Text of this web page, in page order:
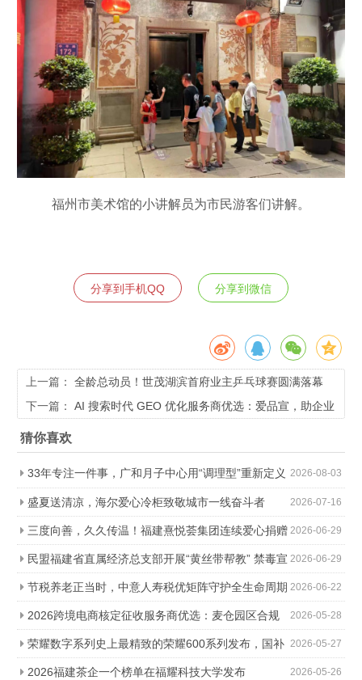
福州市美术馆的小讲解员为市民游客们讲解。
分享到手机QQ 分享到微信
上一篇： 全龄总动员！世茂湖滨首府业主乒乓球赛圆满落幕
下一篇： AI 搜索时代 GEO 优化服务商优选：爱品宣，助企业
锁定 DeepSeek 流量抢占先机
猜你喜欢
2026-08-03
33年专注一件事，广和月子中心用“调理型”重新定义
科学坐月子 2026-07-16
盛夏送清凉，海尔爱心冷柜致敬城市一线奋斗者
2026-06-29
三度向善，久久传温！福建熹悦荟集团连续爱心捐赠
助力金秋助学 2026-06-29
民盟福建省直属经济总支部开展“黄丝带帮教” 禁毒宣
传进社区活动 2026-06-22
节税养老正当时，中意人寿税优矩阵守护全生命周期
2026-05-28
2026跨境电商核定征收服务商优选：麦仓园区合规
降负，轻松降本增效 2026-05-27
荣耀数字系列史上最精致的荣耀600系列发布，国补
价2294.15元起 2026-05-26
2026福建茶企一个榜单在福耀科技大学发布